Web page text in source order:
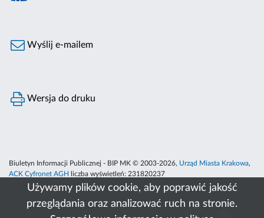
Używamy plików cookie, aby poprawić jakość
przeglądania oraz analizować ruch na stronie.
Wyślij e-mailem
Wersja do druku
Biuletyn Informacji Publicznej - BIP MK © 2003-2026, Urząd Miasta Krakowa,
ACK Cyfronet AGH
liczba wyświetleń: 231820237